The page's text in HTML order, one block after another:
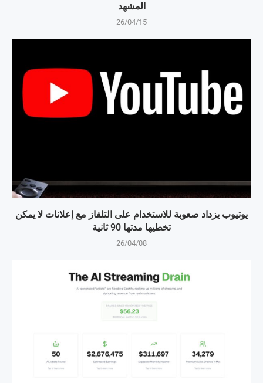
المشهد
26/04/15
يوتيوب يزداد صعوبة للاستخدام على التلفاز مع إعلانات لا يمكن
تخطيها مدتها 90 ثانية
26/04/08